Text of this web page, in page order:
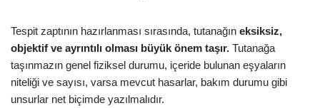
Tespit zaptının hazırlanması sırasında, tutanağın eksiksiz,
objektif ve ayrıntılı olması büyük önem taşır. Tutanağa
taşınmazın genel fiziksel durumu, içeride bulunan eşyaların
niteliği ve sayısı, varsa mevcut hasarlar, bakım durumu gibi
unsurlar net biçimde yazılmalıdır.